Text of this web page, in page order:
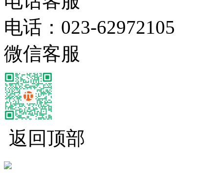
电话： 023-62972105
微信客服
返回顶部